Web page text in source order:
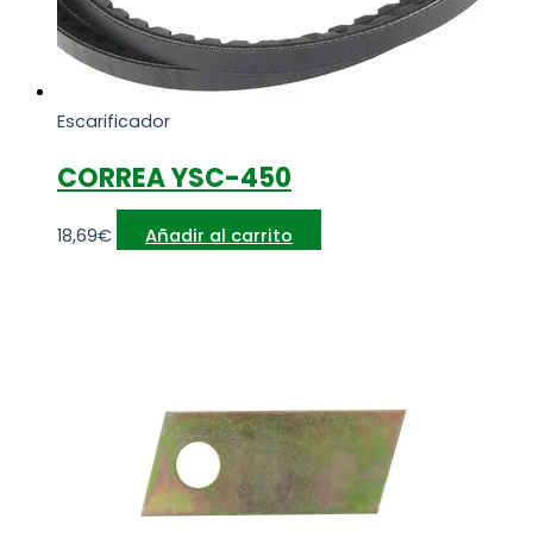
Escarificador
CORREA YSC-450
18,69€ Añadir al carrito